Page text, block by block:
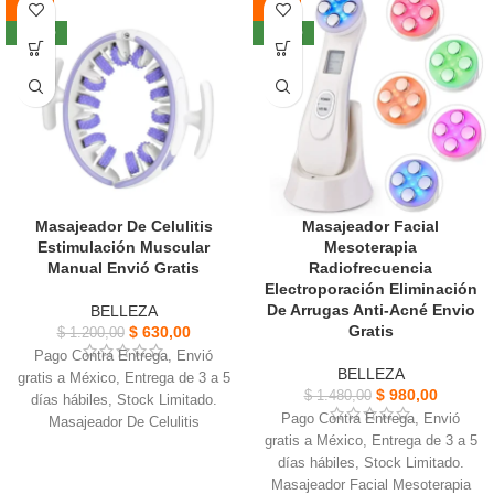
-48%
NUEVO
Masajeador De Celulitis
Estimulación Muscular
Manual Envió Gratis
BELLEZA
$1.200,00 $630,00
Pago Contra Entrega, Envió
gratis a México, Entrega de 3 a 5
días hábiles, Stock Limitado.
Masajeador De Celulitis
-34%
NUEVO
Masajeador Facial
Mesoterapia
Radiofrecuencia
Electroporación Eliminación
De Arrugas Anti-Acné Envio
Gratis
BELLEZA
$1.480,00 $980,00
Pago Contra Entrega, Envió
gratis a México, Entrega de 3 a 5
días hábiles, Stock Limitado.
Masajeador Facial Mesoterapia